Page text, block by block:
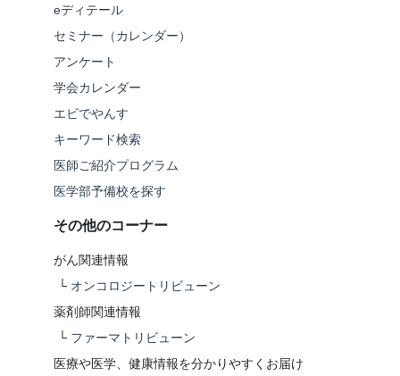
eディテール
セミナー（カレンダー）
アンケート
学会カレンダー
エビでやんす
キーワード検索
医師ご紹介プログラム
医学部予備校を探す
その他のコーナー
がん関連情報
└ オンコロジートリビューン
薬剤師関連情報
└ ファーマトリビューン
医療や医学、健康情報を分かりやすくお届け